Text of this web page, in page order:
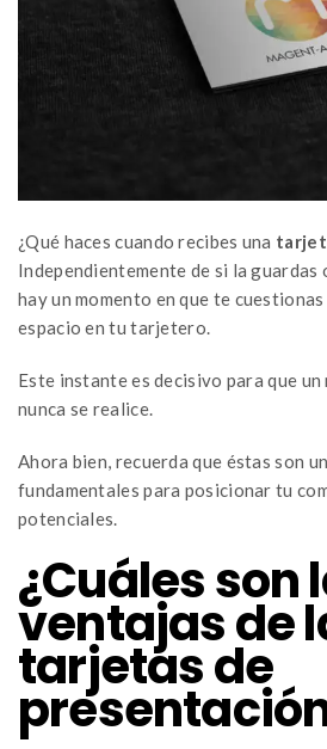
¿Qué haces cuando recibes una
Independientemente de si la guardas
hay un momento en que te
espacio en tu tarjetero.
Este instante es decisivo para que
nunca se realice.
Ahora bien, recuerda que éstas son
fundamentales para posicionar tu
potenciales.
¿Cuáles son
ventajas de
tarjetas de